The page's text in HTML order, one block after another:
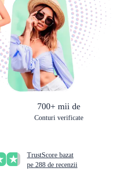
700+ mii de
Conturi verificate
TrustScore bazat
pe 288 de recenzii